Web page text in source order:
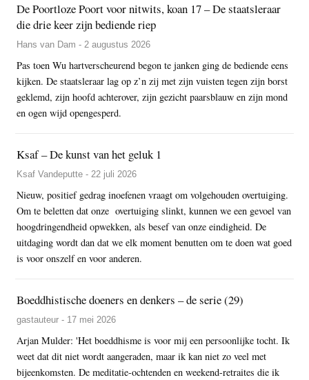
De Poortloze Poort voor nitwits, koan 17 – De staatsleraar
die drie keer zijn bediende riep
Hans van Dam - 2 augustus 2026
Pas toen Wu hartverscheurend begon te janken ging de bediende eens
kijken. De staatsleraar lag op z’n zij met zijn vuisten tegen zijn borst
geklemd, zijn hoofd achterover, zijn gezicht paarsblauw en zijn mond
en ogen wijd opengesperd.
Ksaf – De kunst van het geluk 1
Ksaf Vandeputte - 22 juli 2026
Nieuw, positief gedrag inoefenen vraagt om volgehouden overtuiging.
Om te beletten dat onze overtuiging slinkt, kunnen we een gevoel van
hoogdringendheid opwekken, als besef van onze eindigheid. De
uitdaging wordt dan dat we elk moment benutten om te doen wat goed
is voor onszelf en voor anderen.
Boeddhistische doeners en denkers – de serie (29)
gastauteur - 17 mei 2026
Arjan Mulder: 'Het boeddhisme is voor mij een persoonlijke tocht. Ik
weet dat dit niet wordt aangeraden, maar ik kan niet zo veel met
bijeenkomsten. De meditatie-ochtenden en weekend-retraites die ik